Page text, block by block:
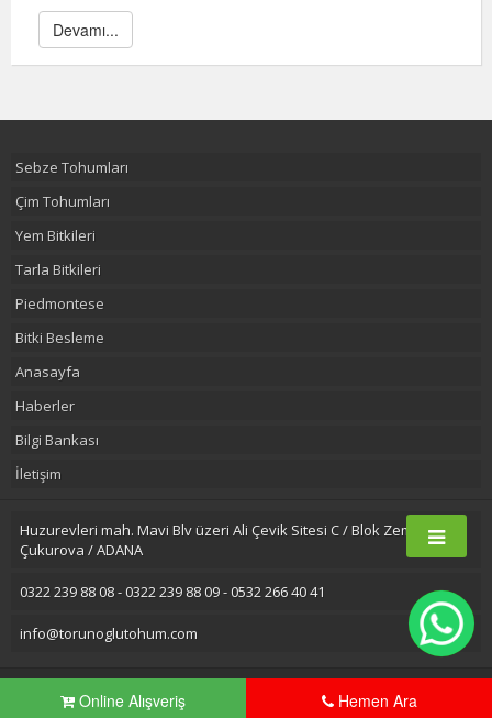
Devamı...
Sebze Tohumları
Çim Tohumları
Yem Bitkileri
Tarla Bitkileri
Piedmontese
Bitki Besleme
Anasayfa
Haberler
Bilgi Bankası
İletişim
Huzurevleri mah. Mavi Blv üzeri Ali Çevik Sitesi C / Blok Zemin Kat
Çukurova / ADANA
0322 239 88 08 - 0322 239 88 09 - 0532 266 40 41
info@torunoglutohum.com
2016 © Torunoğlu Tohumculuk |Adana Marka Tescil Adana E-Ticaret
Firmaları Adana Web Tasarım
Online Alışveriş Hemen Ara